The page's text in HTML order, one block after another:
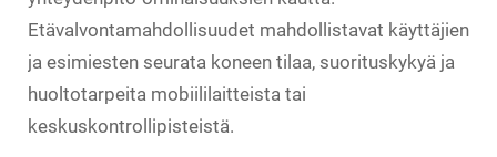
Etävalvontamahdollisuudet mahdollistavat käyttäjien
ja esimiesten seurata koneen tilaa, suorituskykyä ja
huoltotarpeita mobiililaitteista tai
keskuskontrollipisteistä.